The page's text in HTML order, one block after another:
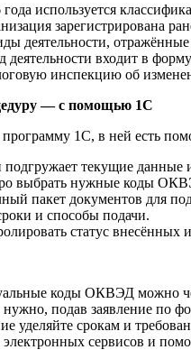
используется
зарегистрирована
деятельности,
входит в
инспекцию об
— с помощью 1С
программу 1С, в ней есть
подгружает текущие данные
выбрать нужные коды
пакет документов для
и способы подачи.
статус внесённых
коды ОКВЭД можно
подав заявление по
уделяйте срокам и
сервисов и